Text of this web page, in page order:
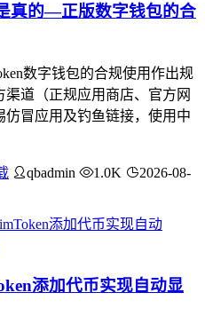
真的—正版数字钱包的合
数字钱包的合规使用作出规
道（正规应用商店、官方网
仿冒应用及钓鱼链接，使用中
qbadmin 1.0K
2026-08-
添加代币实现自动显